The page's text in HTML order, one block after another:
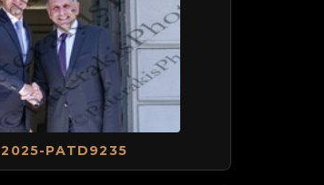
2025-PATD9235